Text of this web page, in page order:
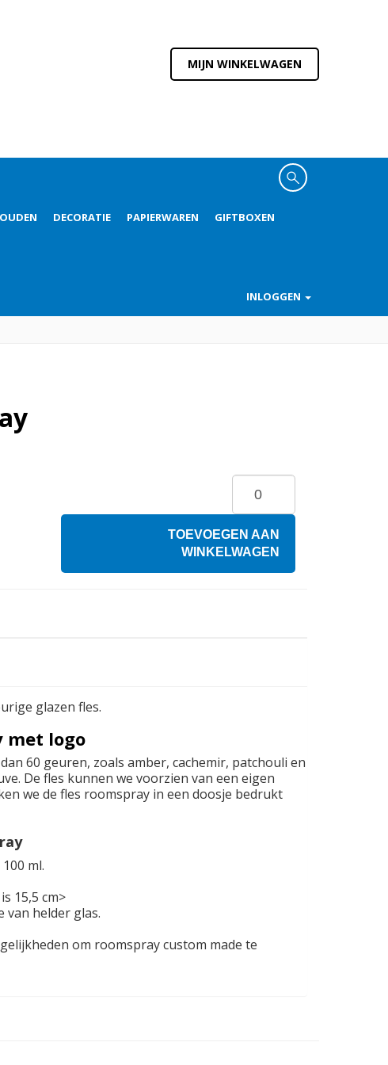
MIJN WINKELWAGEN
DECORATIE PAPIERWAREN GIFTBOXEN
INLOGGEN
TOEVOEGEN AAN
WINKELWAGEN
glazen fles.
met logo
60 geuren, zoals amber, cachemir, patchouli en
De fles kunnen we voorzien van een eigen
we de fles roomspray in een doosje bedrukt
ml.
15,5 cm>
van helder glas.
om roomspray custom made te